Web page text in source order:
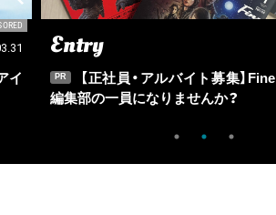
イ
Entry
PR
【正社員・アルバイト募集】
編集部の一員になりませんか？